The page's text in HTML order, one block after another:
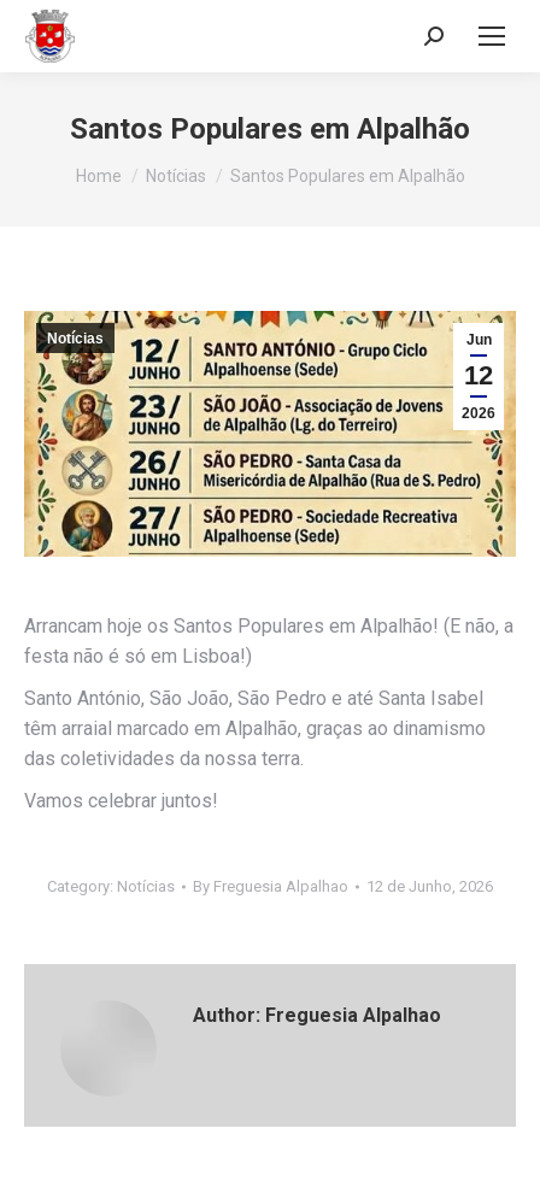
Search:
Santos Populares em Alpalhão
You are here:
Home Notícias Santos Populares em Alpalhão
Jun
12
2026
Notícias
Arrancam hoje os Santos Populares em Alpalhão! (E não, a
festa não é só em Lisboa!)
Santo António, São João, São Pedro e até Santa Isabel
têm arraial marcado em Alpalhão, graças ao dinamismo
das coletividades da nossa terra.
Vamos celebrar juntos!
Category: Notícias By Freguesia Alpalhao 12 de Junho, 2026
Author: Freguesia Alpalhao